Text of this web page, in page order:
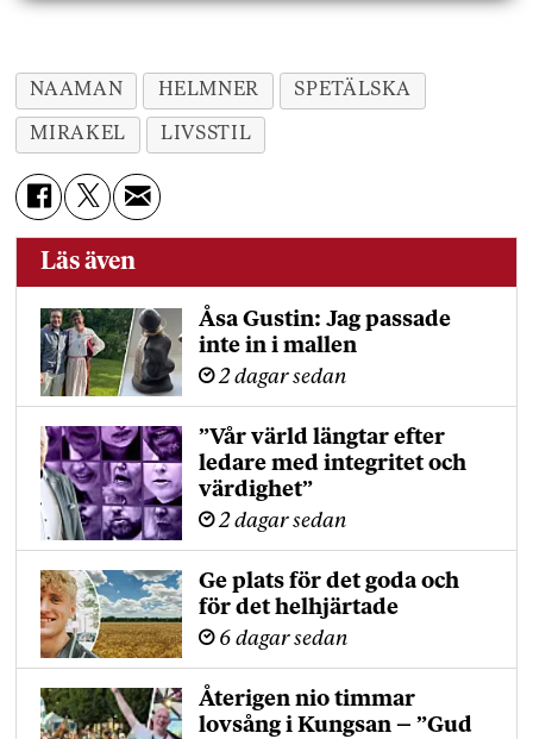
NAAMAN HELMNER SPETÄLSKA
MIRAKEL LIVSSTIL
Läs även
Åsa Gustin: Jag passade
inte in i mallen
2 dagar sedan
”Vår värld längtar efter
ledare med integritet och
värdighet”
2 dagar sedan
Ge plats för det goda och
för det helhjärtade
6 dagar sedan
Återigen nio timmar
lovsång i Kungsan – ”Gud